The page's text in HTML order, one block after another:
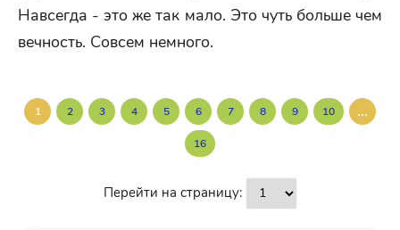
Навсегда - это же так мало. Это чуть больше чем
вечность. Совсем немного.
1 2 3 4 5 6 7 8 9 10 ...
16
Перейти на страницу: